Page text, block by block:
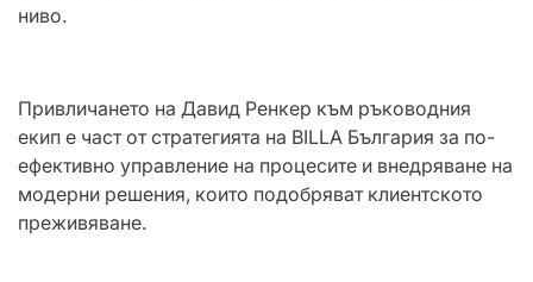
ниво.
Привличането на Давид Ренкер към ръководния
екип е част от стратегията на BILLA България за по-
ефективно управление на процесите и внедряване на
модерни решения, които подобряват клиентското
преживяване.